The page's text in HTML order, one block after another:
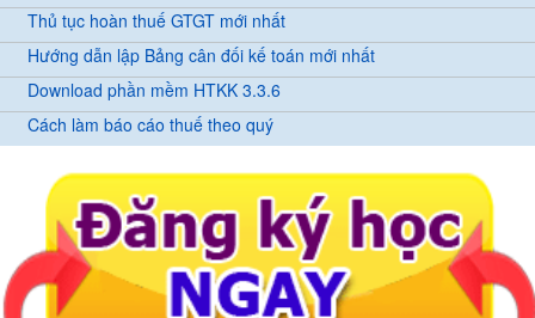
Thủ tục hoàn thuế GTGT mới nhất
Hướng dẫn lập Bảng cân đối kế toán mới nhất
Download phần mềm HTKK 3.3.6
Cách làm báo cáo thuế theo quý